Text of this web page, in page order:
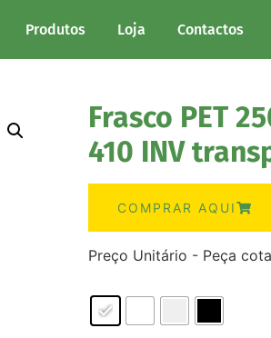
Produtos Loja Contactos
Frasco PET
410 INV
COMPRAR AQUI
Preço Unitário - Peça